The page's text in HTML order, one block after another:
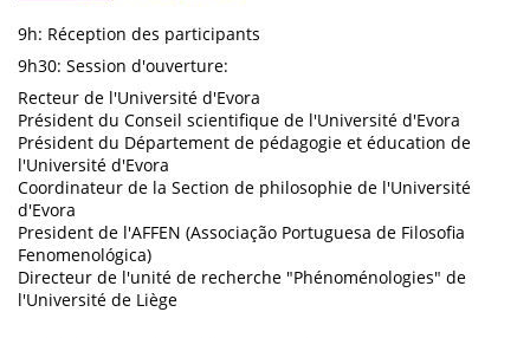
9h: Réception des participants
9h30: Session d'ouverture:
Recteur de l'Université d'Evora
Président du Conseil scientifique de l'Université d'Evora
Président du Département de pédagogie et éducation de
l'Université d'Evora
Coordinateur de la Section de philosophie de l'Université
d'Evora
President de l'AFFEN (Associação Portuguesa de Filosofia
Fenomenológica)
Directeur de l'unité de recherche "Phénoménologies" de
l'Université de Liège